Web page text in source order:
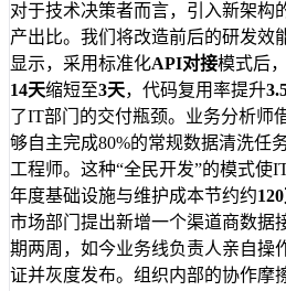
对于技术决策者而言，引入新架构
产出比。我们将改造前后的研发效
显示，采用标准化API对接模式后
14天缩短至3天，代码复用率提升
了IT部门的交付瓶颈。业务分析师
够自主完成80%的常规数据清洗任
工程师。这种“全民开发”的模式使
年度基础设施与维护成本节约约
市场部门提出新增一个渠道商数据
期两周，如今业务线负责人亲自操
证并灰度发布。组织内部的协作摩